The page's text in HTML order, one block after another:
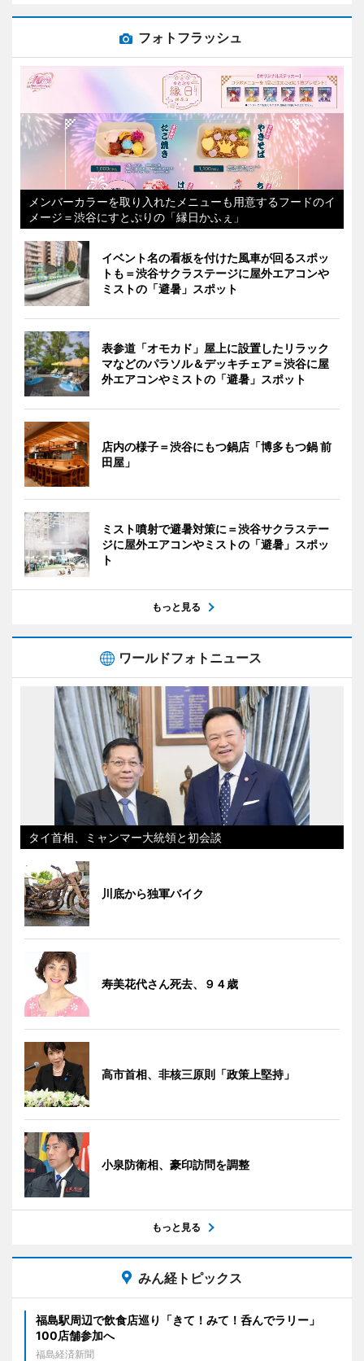
フォトフラッシュ
メンバーカラーを取り入れたメニューも用意するフードのイ
メージ＝渋谷にすとぷりの「縁日かふぇ」
イベント名の看板を付けた風車が回るスポッ
トも＝渋谷サクラステージに屋外エアコンや
ミストの「避暑」スポット
表参道「オモカド」屋上に設置したリラック
マなどのパラソル＆デッキチェア＝渋谷に屋
外エアコンやミストの「避暑」スポット
店内の様子＝渋谷にもつ鍋店「博多もつ鍋 前
田屋」
ミスト噴射で避暑対策に＝渋谷サクラステー
ジに屋外エアコンやミストの「避暑」スポッ
ト
もっと見る
ワールドフォトニュース
タイ首相、ミャンマー大統領と初会談
川底から独軍バイク
寿美花代さん死去、９４歳
高市首相、非核三原則「政策上堅持」
小泉防衛相、豪印訪問を調整
もっと見る
みん経トピックス
福島駅周辺で飲食店巡り「きて！みて！呑んでラリー」
100店舗参加へ
福島経済新聞